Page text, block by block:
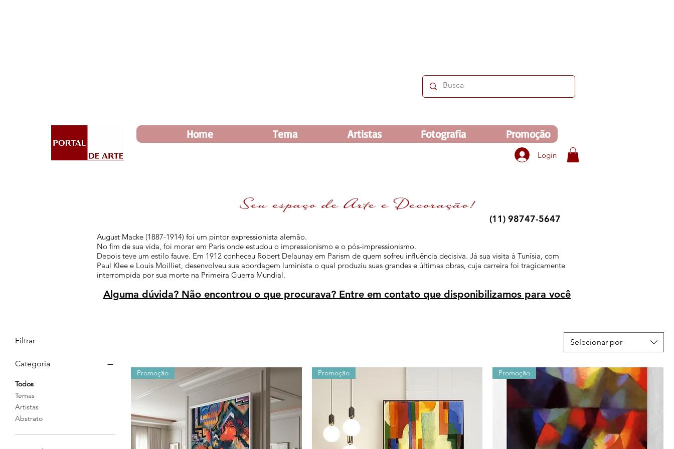
Home Tema Artistas Fotografia Promoção
Login
(11) 98747-5647
August Macke (1887-1914) foi um pintor expressionista alemão.
No fim de sua vida, foi morar em Paris onde estudou o impressionismo e o pós-impressionismo.
Depois teve um estilo fauve. Em 1912 conheceu Robert Delaunay em Parism de quem sofreu influência decisiva. Já sua visita à Tunísia, com
Paul Klee e Louis Moilliet, desenvolveu sua abordagem luminista o qual produziu suas grandes e últimas obras, cuja carreira foi tragicamente
interrompida por sua morte na Primeira Guerra Mundial.
Alguma dúvida? Não encontrou o que procurava? Entre em contato que disponibilizamos para você
Filtrar
Categoria
Todos
Temas
Artistas
Abstrato
Selecionar por
Promoção Promoção Promoção